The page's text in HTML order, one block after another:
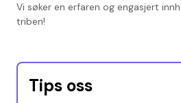
Vi søker en erfaren og engasjert
triben!
Tips oss